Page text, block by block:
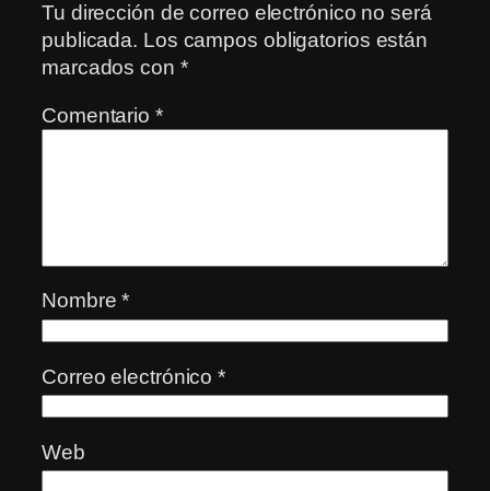
Tu dirección de correo electrónico no será
publicada. Los campos obligatorios están
marcados con *
Comentario *
Nombre*
Correo electrónico*
Web